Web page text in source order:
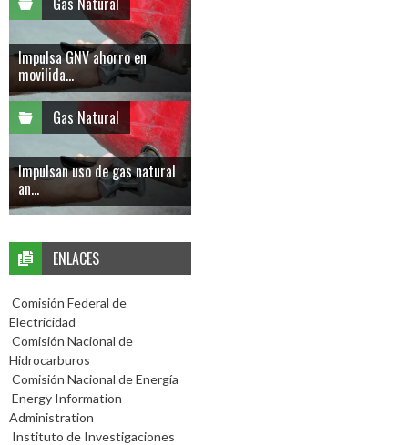
Impulsa GNV ahorro en
movilida...
Gas Natural
Impulsan uso de gas natural
an...
ENLACES
Comisión Federal de
Electricidad
Comisión Nacional de
Hidrocarburos
Comisión Nacional de Energía
Energy Information
Administration
Instituto de Investigaciones